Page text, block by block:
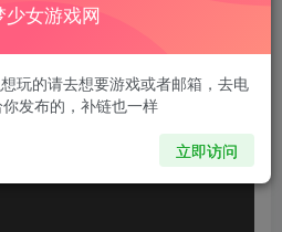
少女游戏网
玩的请去想要游戏或者邮箱，去电
发布的，补链也一样
立即访问